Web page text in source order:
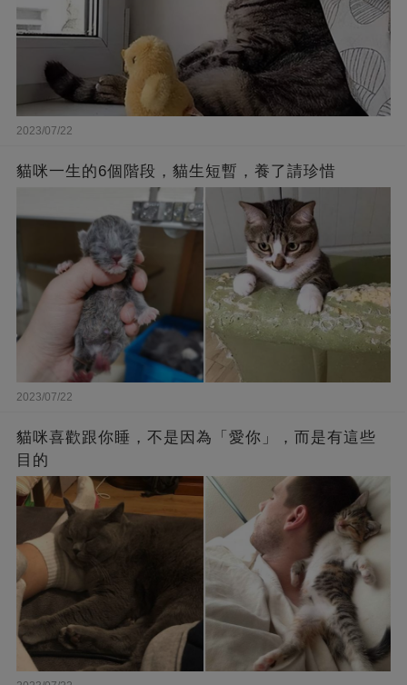
2023/07/22
貓咪一生的6個階段，貓生短暫，養了請珍惜
2023/07/22
貓咪喜歡跟你睡，不是因為「愛你」，而是有這些
目的